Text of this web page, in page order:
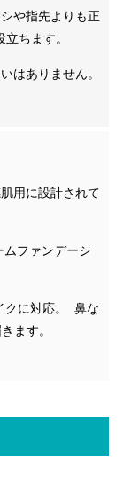
や指先よりも正
ちます。
はありません。
用に設計されて
ファンデーシ
クに対応。 鼻な
ます。